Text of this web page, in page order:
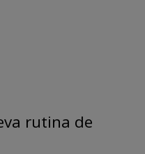
rutina de